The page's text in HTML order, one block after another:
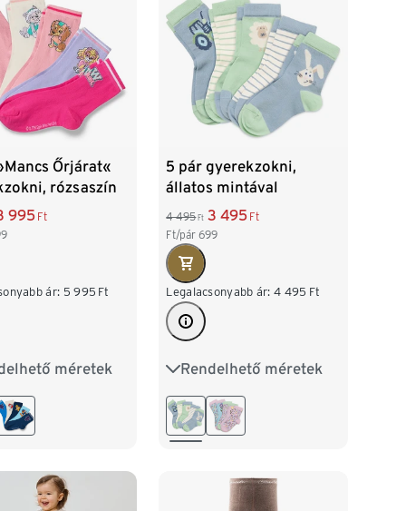
Őrjárat«
rózsaszín
995 Ft
ár: 5 995 Ft
méretek
27-30 31-34
5 pár gyerekzokni,
állatos mintával
4 495 Ft 3 495 Ft
Ft/pár699
Legalacsonyabb ár: 4 495 Ft
Rendelhető méretek
23-26 27-30 31-34